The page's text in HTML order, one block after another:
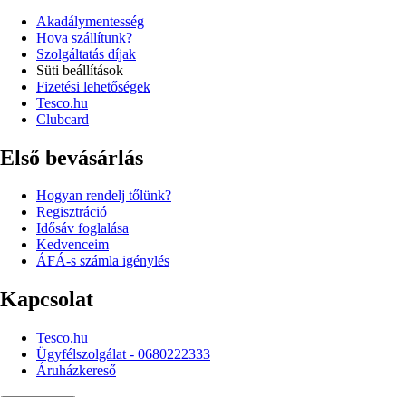
Akadálymentesség
Hova szállítunk?
Szolgáltatás díjak
Süti beállítások
Fizetési lehetőségek
Tesco.hu
Clubcard
Első bevásárlás
Hogyan rendelj tőlünk?
Regisztráció
Idősáv foglalása
Kedvenceim
ÁFÁ-s számla igénylés
Kapcsolat
Tesco.hu
Ügyfélszolgálat - 0680222333
Áruházkereső